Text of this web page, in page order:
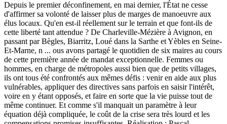
Depuis le premier déconfinement, en mai dernier, l'État ne cesse
d'affirmer sa volonté de laisser plus de marges de manoeuvre aux
élus locaux. Qu'en est-il réellement sur le terrain et que font-ils de
cette liberté tant attendue ? De Charleville-Mézière à Avignon, en
passant par Bègles, Biarritz, Loué dans la Sarthe et Yèbles en Seine-
Et-Marne, n ... ous avons partagé le quotidien de six maires au cours
de cette première année de mandat exceptionnelle. Femmes ou
hommes, en charge de métropoles aussi bien que de petits villages,
ils ont tous été confrontés aux mêmes défis : venir en aide aux plus
vulnérables, appliquer des directives sans parfois en saisir l'intérêt,
voire en y étant opposés, et faire en sorte que la vie puisse tout de
même continuer. Et comme s'il manquait un paramètre à leur
équation déjà compliquée, le coût de la crise sera très lourd et les